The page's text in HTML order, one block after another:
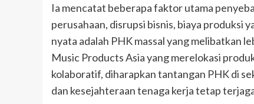
Ia mencatat beberapa faktor utama
perusahaan, disrupsi bisnis, biaya produksi
nyata adalah PHK massal yang melibatkan
Music Products Asia yang merelokasi
kolaboratif, diharapkan tantangan PHK di
dan kesejahteraan tenaga kerja tetap